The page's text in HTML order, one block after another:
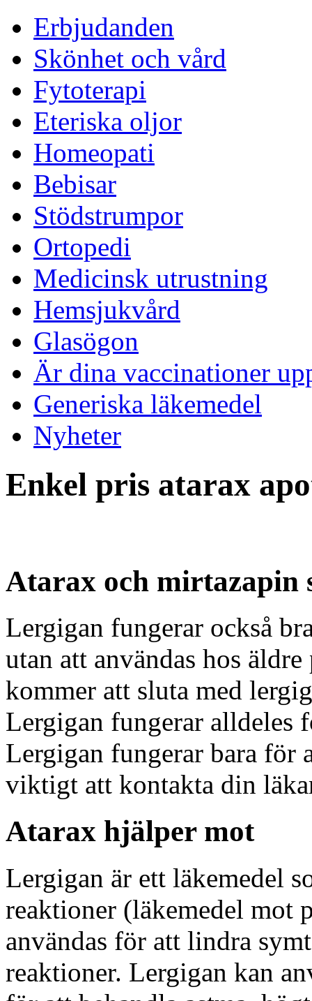
Erbjudanden
Skönhet och vård
Fytoterapi
Eteriska oljor
Homeopati
Bebisar
Stödstrumpor
Ortopedi
Medicinsk utrustning
Hemsjukvård
Glasögon
Är dina vaccinationer
Generiska läkemedel
Nyheter
Enkel pris atarax
Atarax och mirtazapin
Lergigan fungerar också
utan att användas hos
kommer att sluta med
Lergigan fungerar alldeles
Lergigan fungerar bara för
viktigt att kontakta din
Atarax hjälper mot
Lergigan är ett läkemedel
reaktioner (läkemedel mot
användas för att lindra
reaktioner. Lergigan kan